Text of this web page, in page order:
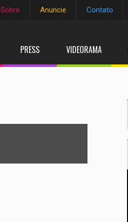
Sobre Anuncie Contato
PRESS VIDEORAMA